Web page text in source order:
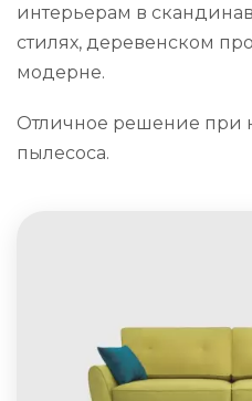
интерьерам в
стилях, деревенском
модерне.
Отличное решение при
пылесоса.